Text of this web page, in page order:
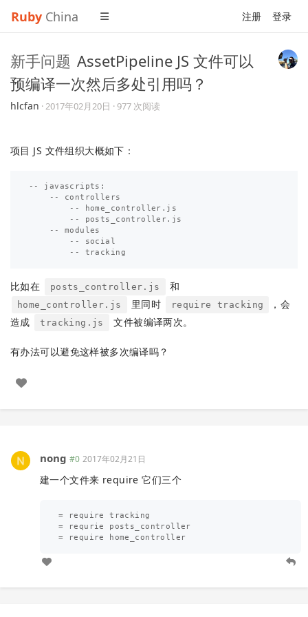
Ruby China 注册 登录
新手问题 AssetPipeline JS 文件可以
预编译一次然后多处引用吗？
hlcfan ·2017年02月20日 · 977 次阅读
项目 JS 文件组织大概如下：
-- javascripts:
    -- controllers
        -- home_controller.js
        -- posts_controller.js
    -- modules
        -- social
比如在 posts_controller.js 和
home_controller.js 里同时 require tracking
，会
造成
tracking.js 文件被编译两次。
有办法可以避免这样被多次编译吗？
nong #0 2017年02月21日
建一个文件来 require 它们三个
= require tracking
= requrie posts_controller